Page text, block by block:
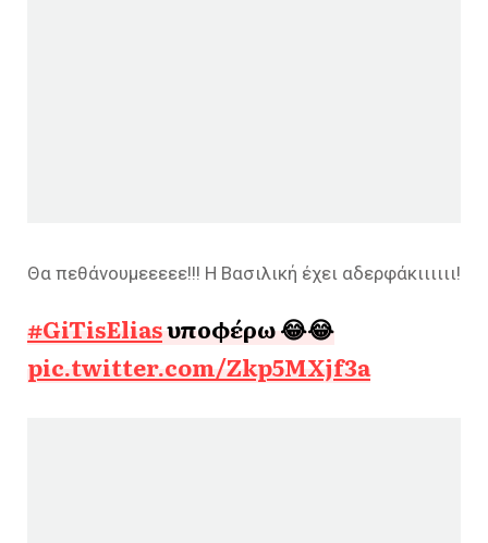
Θα πεθάνουμεεεεε!!! Η Βασιλική έχει αδερφάκιιιιιι!
#GiTisEliasυποφέρω 😂😂
pic.twitter.com/Zkp5MXjf3a